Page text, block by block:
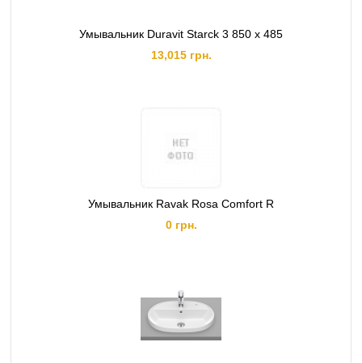
Умывальник Duravit Starck 3 850 x 485
13,015 грн.
Умывальник Ravak Rosa Comfort R
0 грн.